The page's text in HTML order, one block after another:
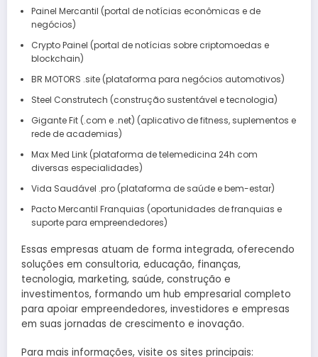
Painel Mercantil (portal de notícias econômicas e de
negócios)
Crypto Painel (portal de notícias sobre criptomoedas e
blockchain)
BR MOTORS .site (plataforma para negócios automotivos)
Steel Construtech (construção sustentável e tecnologia)
Gigante Fit (.com e .net) (aplicativo de fitness, suplementos e
rede de academias)
Max Med Link (plataforma de telemedicina 24h com
diversas especialidades)
Vida Saudável .pro (plataforma de saúde e bem-estar)
Pacto Mercantil Franquias (oportunidades de franquias e
suporte para empreendedores)
Essas empresas atuam de forma integrada, oferecendo
soluções em consultoria, educação, finanças,
tecnologia, marketing, saúde, construção e
investimentos, formando um hub empresarial completo
para apoiar empreendedores, investidores e empresas
em suas jornadas de crescimento e inovação.
Para mais informações, visite os sites principais: